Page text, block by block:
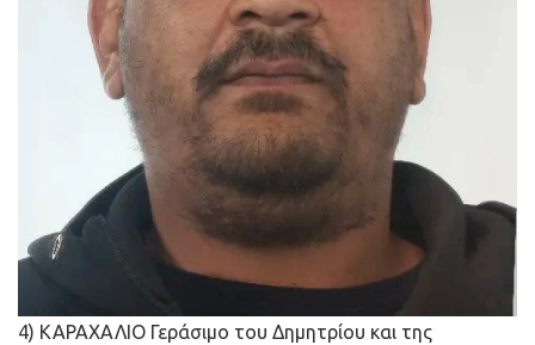
4) ΚΑΡΑΧΑΛΙΟ Γεράσιμο του Δημητρίου και της